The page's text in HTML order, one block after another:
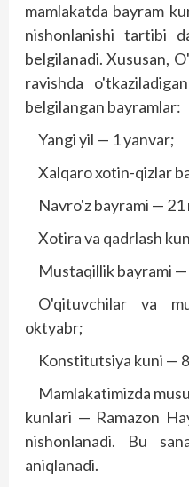
mamlakatda bayram
nishonlanishi tartibi
belgilanadi. Xususan,
ravishda
belgilangan bayramlar:
Yangi yil — 1 yanvar;
Xalqaro xotin-qizlar
Navro'z bayrami — 21
Xotira va qadrlash
Mustaqillik bayrami
O'qituvchilar va
oktyabr;
Konstitutsiya kuni —
Mamlakatimizda
kunlari — Ramazon
nishonlanadi. Bu
aniqlanadi.